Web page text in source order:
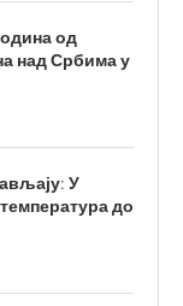
од
над Србима у
У
до